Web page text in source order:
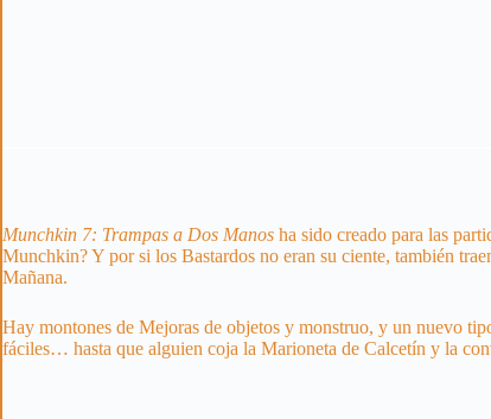
Munchkin 7: Trampas a Dos Manos ha sido creado para las
Munchkin? Y por si los Bastardos no eran su ciente, también
Mañana.
Hay montones de Mejoras de objetos y monstruo, y un nuevo
fáciles… hasta que alguien coja la Marioneta de Calcetín y la